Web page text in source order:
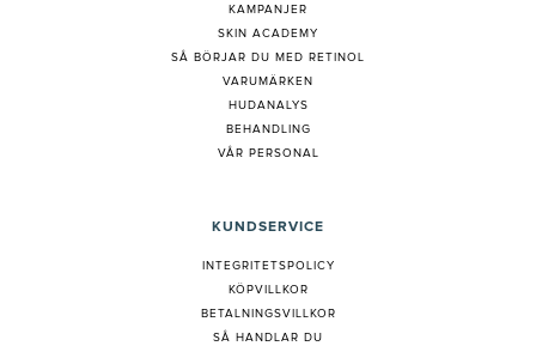
KAMPANJER
SKIN ACADEMY
SÅ BÖRJAR DU MED RETINOL
VARUMÄRKEN
HUDANALYS
BEHANDLING
VÅR PERSONAL
KUNDSERVICE
INTEGRITETSPOLICY
KÖPVILLKOR
BETALNINGSVILLKOR
SÅ HANDLAR DU